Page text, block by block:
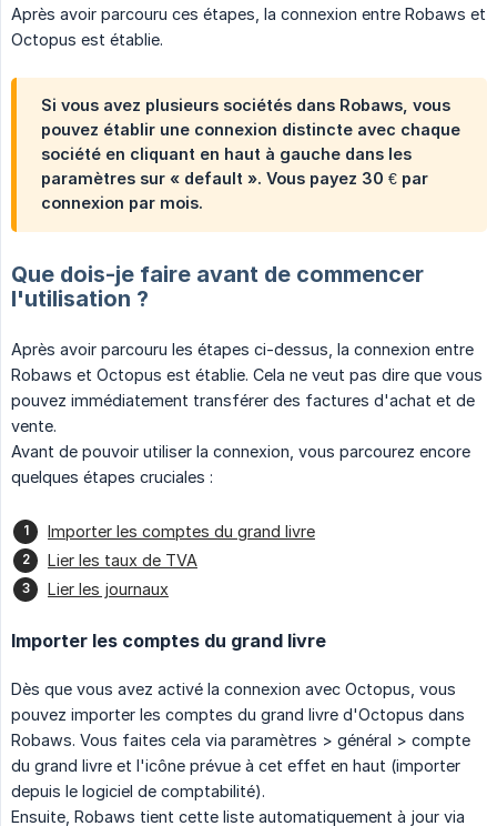
Après avoir parcouru ces étapes, la connexion entre Robaws et
Octopus est établie.
Si vous avez plusieurs sociétés dans Robaws, vous
pouvez établir une connexion distincte avec chaque
société en cliquant en haut à gauche dans les
paramètres sur « default ». Vous payez 30 € par
connexion par mois.
Que dois-je faire avant de commencer
l'utilisation ?
Après avoir parcouru les étapes ci-dessus, la connexion entre
Robaws et Octopus est établie. Cela ne veut pas dire que vous
pouvez immédiatement transférer des factures d'achat et de
vente.
Avant de pouvoir utiliser la connexion, vous parcourez encore
quelques étapes cruciales :
Importer les comptes du grand livre
Lier les taux de TVA
Lier les journaux
Importer les comptes du grand livre
Dès que vous avez activé la connexion avec Octopus, vous
pouvez importer les comptes du grand livre d'Octopus dans
Robaws. Vous faites cela via paramètres > général > compte
du grand livre et l'icône prévue à cet effet en haut (importer
depuis le logiciel de comptabilité).
Ensuite, Robaws tient cette liste automatiquement à jour via